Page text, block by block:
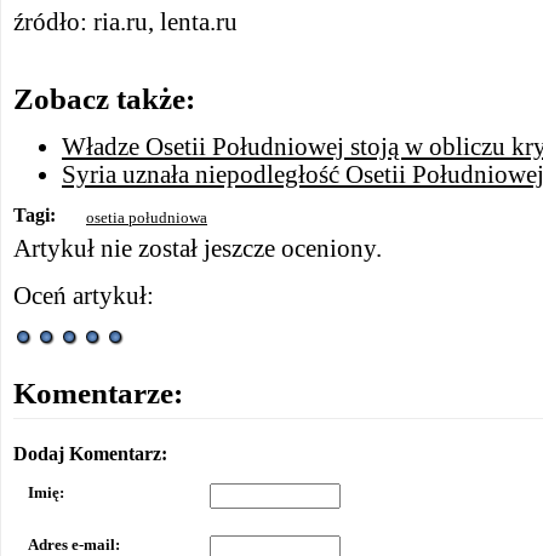
źródło: ria.ru, lenta.ru
Zobacz także:
Władze Osetii Południowej stoją w obliczu
Syria uznała niepodległość Osetii Południowej
Tagi: osetia południowa
Artykuł nie został jeszcze oceniony.
Oceń artykuł:
Komentarze:
Dodaj Komentarz:
Imię:
Adres e-mail: